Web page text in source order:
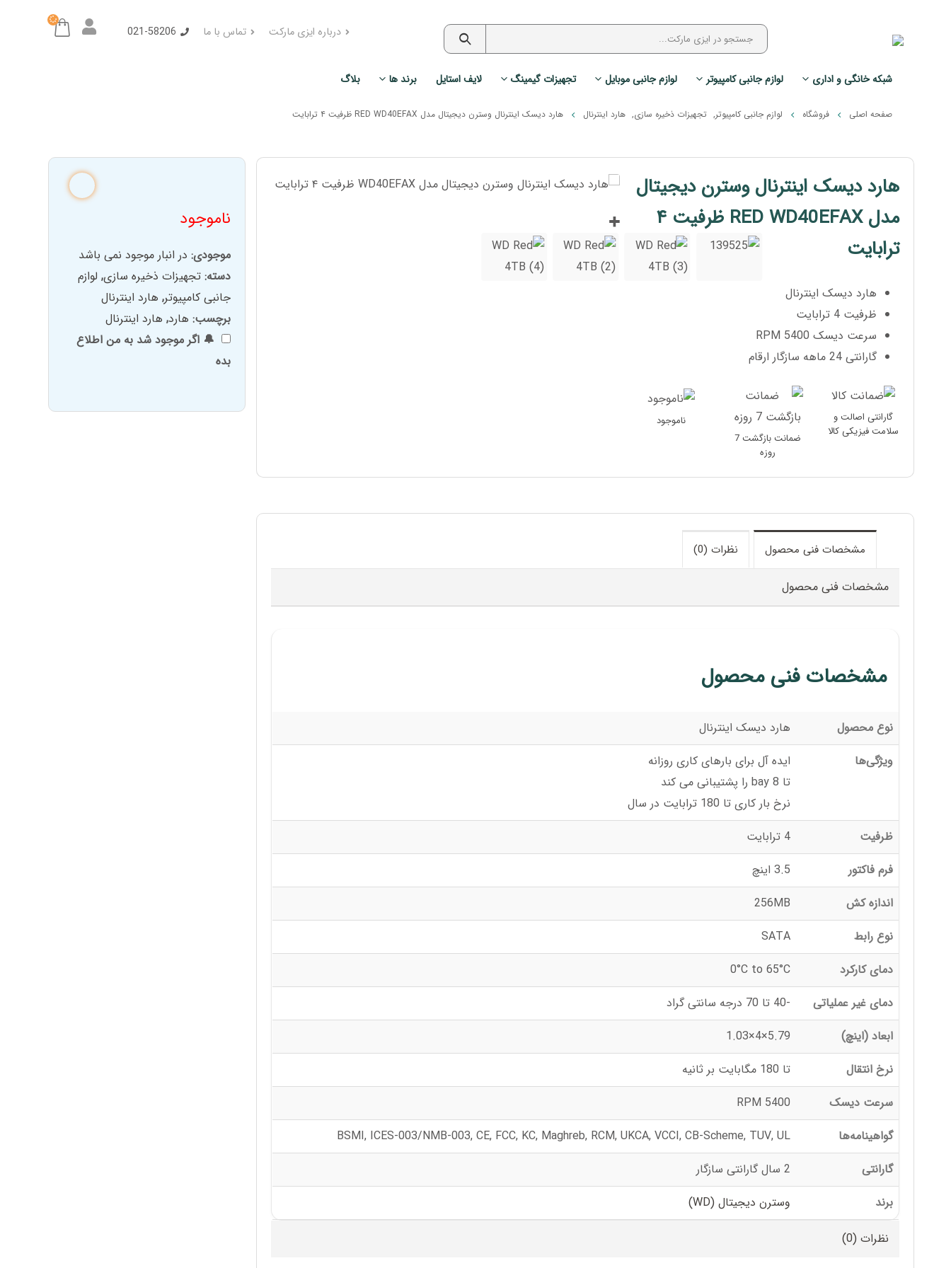
درباره ایزی مارکت تماس با ما 021-58206
شبکه خانگی و اداری لوازم جانبی کامپیوتر لوازم جانبی موبایل تجهیزات گیمینگ لایف استایل برند ها بلاگ
صفحه اصلی فروشگاه لوازم جانبی کامپیوتر, تجهیزات ذخیره سازی, هارد اینترنال هارد دیسک اینترنال وسترن دیجیتال مدل RED WD40EFAX ظرفیت ۴ ترابایت
هارد دیسک اینترنال وسترن دیجیتال
مدل RED WD40EFAX ظرفیت ۴
ترابایت
هارد دیسک اینترنال
ظرفیت 4 ترابایت
سرعت دیسک 5400 RPM
گارانتی 24 ماهه سازگار ارقام
گارانتی اصالت و
سلامت فیزیکی کالا
ضمانت بازگشت 7
روزه
ناموجود
ناموجود
موجودی: در انبار موجود نمی باشد
دسته: تجهیزات ذخیره سازی, لوازم
جانبی کامپیوتر, هارد اینترنال
برچسب: هارد, هارد اینترنال
🔔 اگر موجود شد به من اطلاع
بده
مشخصات فنی محصول نظرات (0)
مشخصات فنی محصول
مشخصات فنی محصول
نوع محصول
هارد دیسک اینترنال
ویژگی‌ها
ایده آل برای بارهای کاری روزانه
تا 8 bay را پشتیبانی می کند
نرخ بار کاری تا 180 ترابایت در سال
ظرفیت
4 ترابایت
فرم فاکتور
3.5 اینچ
اندازه کش
256MB
نوع رابط
SATA
دمای کارکرد
0°C to 65°C
دمای غیر عملیاتی
-40 تا 70 درجه سانتی گراد
ابعاد (اینچ)
5.79×4×1.03
نرخ انتقال
تا 180 مگابایت بر ثانیه
سرعت دیسک
5400 RPM
گواهینامه‌ها
BSMI, ICES-003/NMB-003, CE, FCC, KC, Maghreb, RCM, UKCA, VCCI, CB-Scheme, TUV, UL
گارانتی
2 سال گارانتی سازگار
برند
وسترن دیجیتال (WD)
نظرات (0)